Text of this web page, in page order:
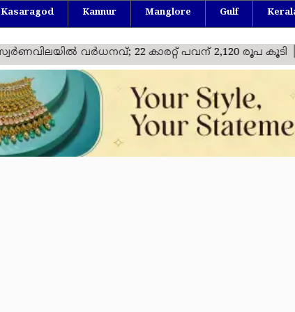
Kasaragod Kannur Manglore Gulf